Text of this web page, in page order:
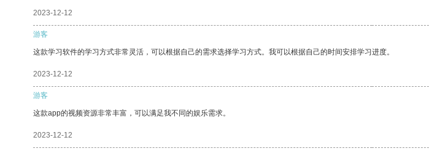
2023-12-12
游客
这款学习软件的学习方式非常灵活，可以根据自己的需求选择学习方式。我可以根据自己的时间安排学习进度。
2023-12-12
游客
这款app的视频资源非常丰富，可以满足我不同的娱乐需求。
2023-12-12